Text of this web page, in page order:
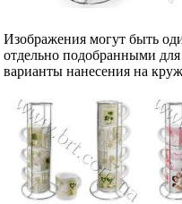
Изображения могут быть
отдельно подобранными
варианты нанесения на